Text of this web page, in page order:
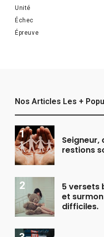
Unité
Échec
Épreuve
Nos Articles Les +
Seigneur,
restions
5 versets
et
difficiles.